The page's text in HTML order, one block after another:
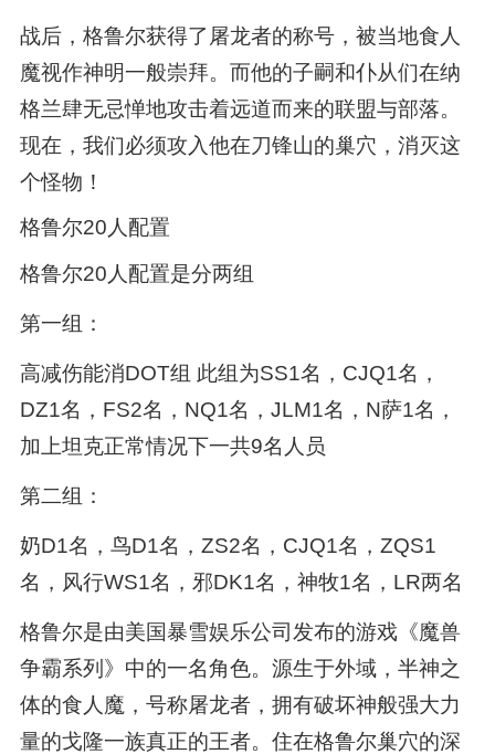
战后，格鲁尔获得了屠龙者的称号，被当地食人
魔视作神明一般崇拜。而他的子嗣和仆从们在纳
格兰肆无忌惮地攻击着远道而来的联盟与部落。
现在，我们必须攻入他在刀锋山的巢穴，消灭这
个怪物！
格鲁尔20人配置
格鲁尔20人配置是分两组
第一组：
高减伤能消DOT组 此组为SS1名，CJQ1名，
DZ1名，FS2名，NQ1名，JLM1名，N萨1名，
加上坦克正常情况下一共9名人员
第二组：
奶D1名，鸟D1名，ZS2名，CJQ1名，ZQS1
名，风行WS1名，邪DK1名，神牧1名，LR两名
格鲁尔是由美国暴雪娱乐公司发布的游戏《魔兽
争霸系列》中的一名角色。源生于外域，半神之
体的食人魔，号称屠龙者，拥有破坏神般强大力
量的戈隆一族真正的王者。住在格鲁尔巢穴的深